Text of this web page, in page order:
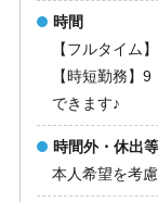
時間
【フルタイム
【時短勤務】
できます♪
時間外・休出
本人希望を考慮